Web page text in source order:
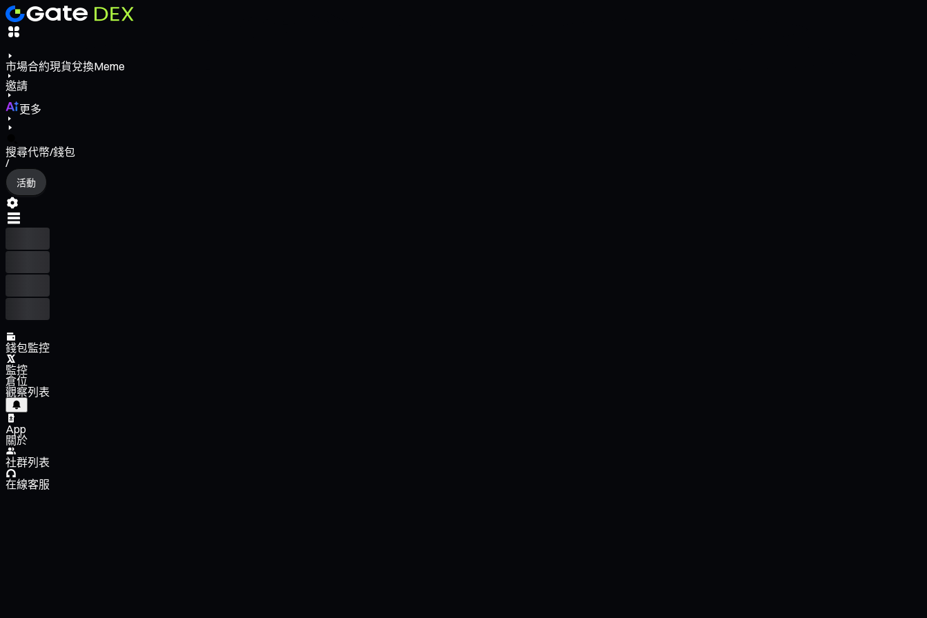
市場合約現貨兌換Meme
邀請
更多
搜尋代幣/錢包
/
活動
錢包監控
監控
倉位
觀察列表
App
關於
社群列表
在線客服